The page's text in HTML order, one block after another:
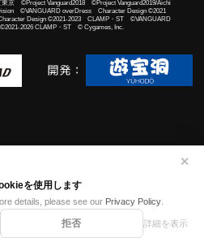
を使用します
details, please see our Privacy Policy.
拒否 詳細を表示
✕
京 ©Project Vanguard2018 ©Project Vanguard2019/Aichi
©VANGUARD overDress Character Design ©2021
Design ©2021-2023 CLAMP・ST ©VANGUARD
2026 CLAMP・ST © Cygames, Inc.